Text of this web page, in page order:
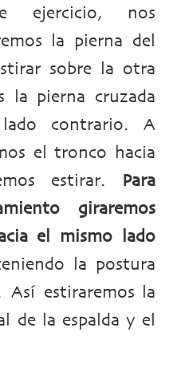
ejercicio, nos
la pierna del
sobre la otra
la pierna cruzada
contrario. A
el tronco hacia
estirar.
Para
giraremos
el mismo lado
la postura
Así estiraremos la
de la espalda y el